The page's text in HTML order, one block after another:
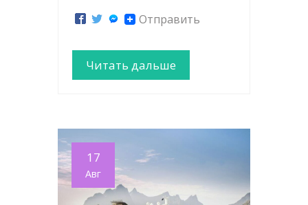
Отправить
Читать дальше
17
Авг